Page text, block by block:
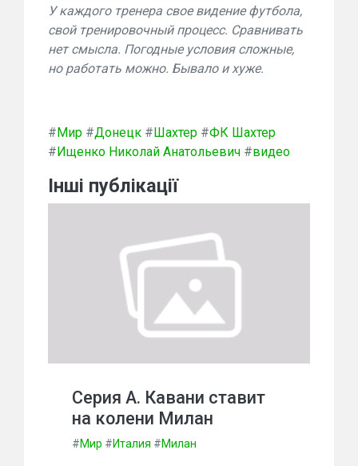
У каждого тренера свое видение футбола,
свой тренировочный процесс. Сравнивать
нет смысла. Погодные условия сложные,
но работать можно. Бывало и хуже.
#Мир #Донецк #Шахтер #ФК Шахтер
#Ищенко Николай Анатольевич #видео
Інші публікації
Серия А. Кавани ставит
на колени Милан
#Мир #Италия #Милан